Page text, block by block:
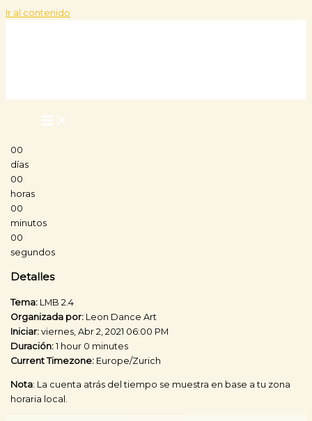
Ir al contenido
00
días
00
horas
00
minutos
00
segundos
Detalles
Tema: LMB 2.4
Organizada por: Leon Dance Art
Iniciar: viernes, Abr 2, 2021 06:00 PM
Duración: 1 hour 0 minutes
Current Timezone: Europe/Zurich
Nota: La cuenta atrás del tiempo se muestra en base a tu zona
horaria local.